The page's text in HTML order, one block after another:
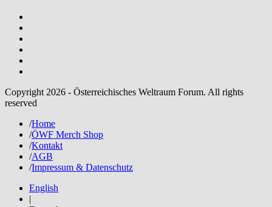
Copyright 2026 - Österreichisches Weltraum Forum. All rights
reserved
/Home
/ÖWF Merch Shop
/Kontakt
/AGB
/Impressum & Datenschutz
English
|